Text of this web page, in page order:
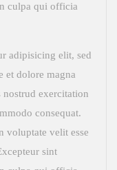
culpa qui officia
adipisicing elit, sed
et dolore magna
exercitation
consequat.
voluptate velit esse
sint